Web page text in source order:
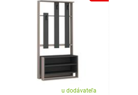
u dodávateľa